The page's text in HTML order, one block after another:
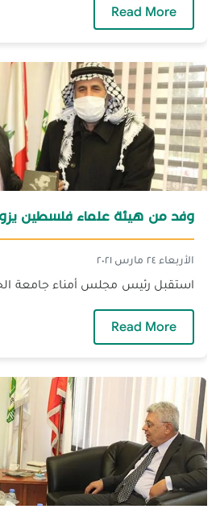
Read More
وفد من هيئة علماء فلسطين
الأربعاء ٢٤ مارس ٢٠٢١
استقبل رئيس مجلس أمناء جامعة
Read More